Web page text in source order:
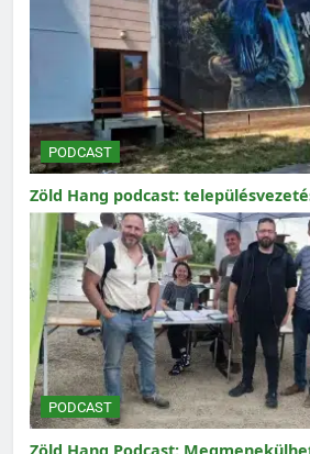
PODCAST
Zöld Hang podcast:
PODCAST